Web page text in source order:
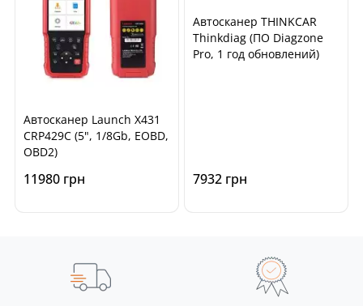
Автосканер Launch X431
CRP429C (5", 1/8Gb, EOBD,
OBD2)
11980 грн
Автосканер THINKCAR
Thinkdiag (ПО Diagzone
Pro, 1 год обновлений)
7932 грн